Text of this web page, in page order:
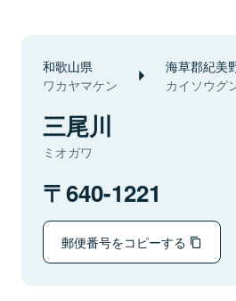
和歌山県
ワカヤマケン
海草郡紀美
カイソウグ
三尾川
ミオガワ
640-1221
郵便番号をコピーする